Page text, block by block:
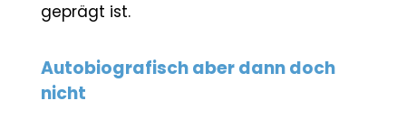
geprägt ist.
Autobiografisch aber dann doch
nicht